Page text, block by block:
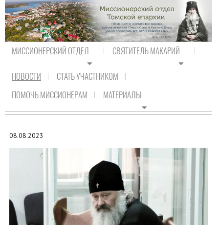
МИССИОНЕРСКИЙ ОТДЕЛ СВЯТИТЕЛЬ МАКАРИЙ
НОВОСТИ
СТАТЬ УЧАСТНИКОМ
ПОМОЧЬ МИССИОНЕРАМ
МАТЕРИАЛЫ
НОВОСТИ ПРАВОСЛАВИЯ
08.08.2023